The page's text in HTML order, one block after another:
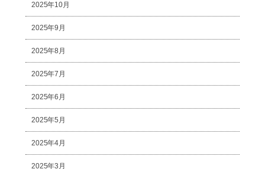
2025年10月
2025年9月
2025年8月
2025年7月
2025年6月
2025年5月
2025年4月
2025年3月